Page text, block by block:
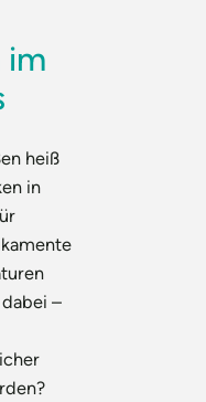
im
heiß
in
–